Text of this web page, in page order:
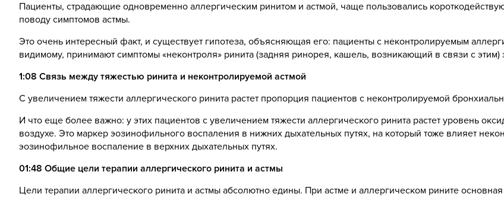
Пациенты, страдающие одновременно аллергическим ринитом и астмой, чаще пользовались
поводу симптомов астмы.
Это очень интересный факт, и существует гипотеза, объясняющая его: пациенты с неконтролируемым
видимому, принимают симптомы «неконтроля» ринита (задняя ринорея, кашель, возникающий в связи с этим)
1:08 Связь между тяжестью ринита и неконтролируемой астмой
С увеличением тяжести аллергического ринита растет пропорция пациентов с неконтролируемой
И что еще более важно: у этих пациентов с увеличением тяжести аллергического ринита растет уровень
воздухе. Это маркер эозинофильного воспаления в нижних дыхательных путях, на который тоже влияет
эозинофильное воспаление в верхних дыхательных путях.
01:48 Общие цели терапии аллергического ринита и астмы
Цели терапии аллергического ринита и астмы абсолютно едины. При астме и аллергическом рините